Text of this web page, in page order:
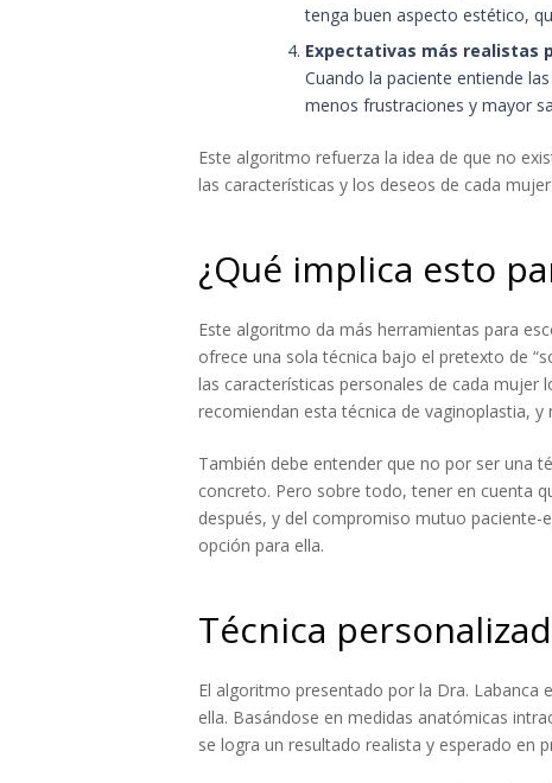
tenga buen aspecto estético,
Expectativas más realistas
Cuando la paciente entiende
menos frustraciones y mayor
Este algoritmo refuerza la idea de que no
las características y los deseos de cada
¿Qué implica esto
Este algoritmo da más herramientas para
ofrece una sola técnica bajo el pretexto de
las características personales de cada mujer
recomiendan esta técnica de vaginoplastia, y
También debe entender que no por ser una
concreto. Pero sobre todo, tener en cuenta
después, y del compromiso mutuo paciente-
opción para ella.
Técnica
El algoritmo presentado por la Dra. Labanca
ella. Basándose en medidas anatómicas
se logra un resultado realista y esperado en